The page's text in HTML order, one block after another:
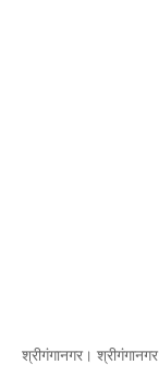
श्रीगंगानगर।